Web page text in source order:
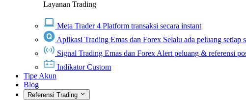
Layanan Trading
Meta Trader 4 Platform transaksi secara instant
Aplikasi Trading Emas dan Forex Selalu ada peluang setiap
Signal Trading Emas dan Forex Alert peluang & referensi
Indikator Custom
Tipe Akun
Blog
Referensi Trading